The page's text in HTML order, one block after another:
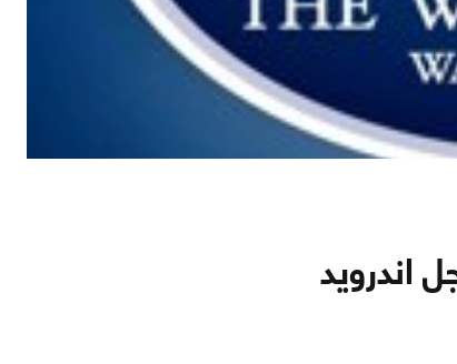
اندرويد